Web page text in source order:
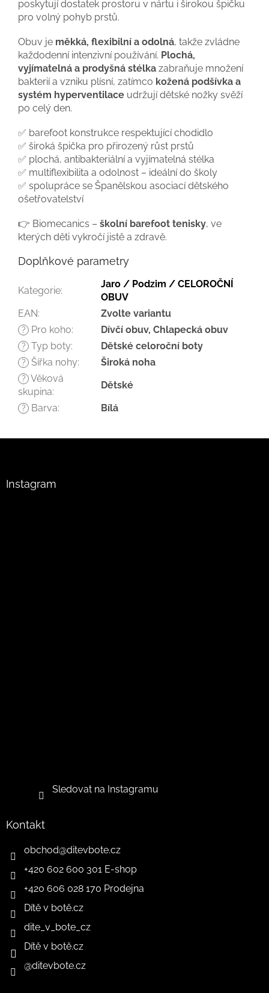
poskytují dostatek prostoru v nártu i širokou špičku
pro volný pohyb prstů.
Obuv je měkká, flexibilní a odolná, takže zvládne
každodenní intenzivní používání. Plochá,
vyjímatelná a prodyšná stélka zabraňuje množení
bakterií a vzniku plísní, zatímco kožená podšívka a
systém hyperventilace udržují dětské nožky svěží
po celý den.
✅ barefoot konstrukce respektující chodidlo
✅ široká špička pro přirozený růst prstů
✅ plochá, antibakteriální a vyjímatelná stélka
✅ multiflexibilita a odolnost – ideální do školy
✅ spolupráce se Španělskou asociací dětského
ošetřovatelství
👉 Biomecanics – školní barefoot tenisky, ve
kterých děti vykročí jistě a zdravě.
Doplňkové parametry
Kategorie:
Jaro / Podzim / CELOROČNÍ
OBUV
EAN: Zvolte variantu
? Pro koho: Dívčí obuv, Chlapecká obuv
? Typ boty: Dětské celoroční boty
? Šířka nohy: Široká noha
? Věková
skupina:
Dětské
? Barva: Bílá
Instagram
Sledovat na Instagramu
Kontakt
obchod@ditevbote.cz
+420 602 600 301 E-shop
+420 606 028 170 Prodejna
Dítě v botě.cz
dite_v_bote_cz
Dítě v botě.cz
@ditevbote.cz